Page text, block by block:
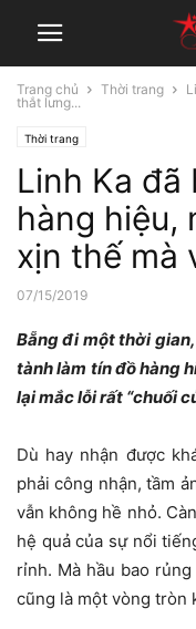
Trang chủ Thời trang
thắt lưng...
Thời trang
Linh Ka đã
hàng hiệu,
xịn thế mà
07/15/2019
Bẵng đi một thời
tành làm tín đồ hàng
lại mắc lỗi rất “chuối
Dù hay nhận được
phải công nhận, tầm
vẫn không hề nhỏ.
hệ quả của sự nổi
rỉnh. Mà hầu bao
cũng là một vòng tròn